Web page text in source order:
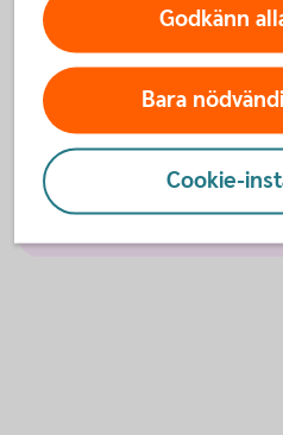
Individuell
Godkänn
Bara
Cookie-